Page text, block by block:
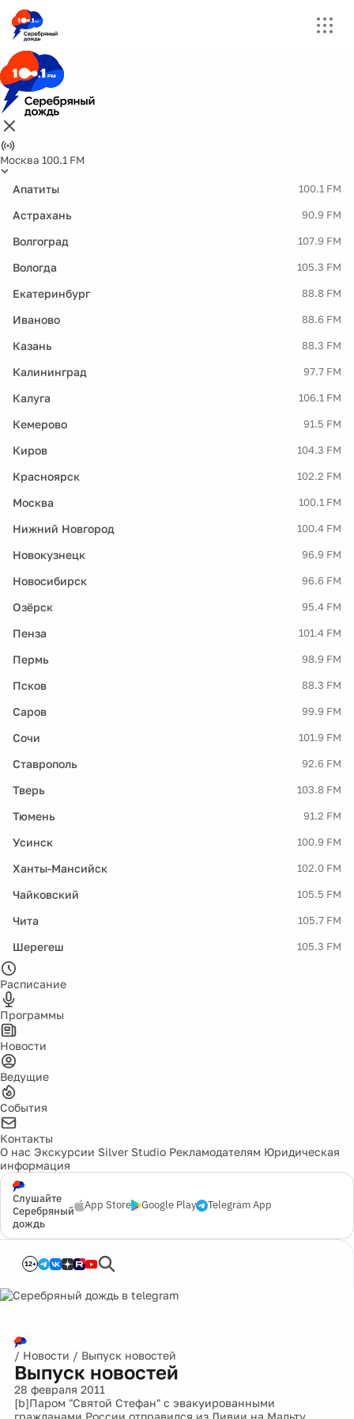
Москва 100.1 FM
Апатиты 100.1 FM
Астрахань 90.9 FM
Волгоград 107.9 FM
Вологда 105.3 FM
Екатеринбург 88.8 FM
Иваново 88.6 FM
Казань 88.3 FM
Калининград 97.7 FM
Калуга 106.1 FM
Кемерово 91.5 FM
Киров 104.3 FM
Красноярск 102.2 FM
Москва 100.1 FM
Нижний Новгород 100.4 FM
Новокузнецк 96.9 FM
Новосибирск 96.6 FM
Озёрск 95.4 FM
Пенза 101.4 FM
Пермь 98.9 FM
Псков 88.3 FM
Саров 99.9 FM
Сочи 101.9 FM
Ставрополь 92.6 FM
Тверь 103.8 FM
Тюмень 91.2 FM
Усинск 100.9 FM
Ханты-Мансийск 102.0 FM
Чайковский 105.5 FM
Чита 105.7 FM
Шерегеш 105.3 FM
Расписание
Программы
Новости
Ведущие
События
Контакты
О нас Экскурсии Silver Studio Рекламодателям Юридическая
информация
Слушайте
Серебряный
дождь
App Store Google Play Telegram App
12+
/ Новости / Выпуск новостей
Выпуск новостей
28 февраля 2011
[b]Паром "Святой Стефан" с эвакуированными